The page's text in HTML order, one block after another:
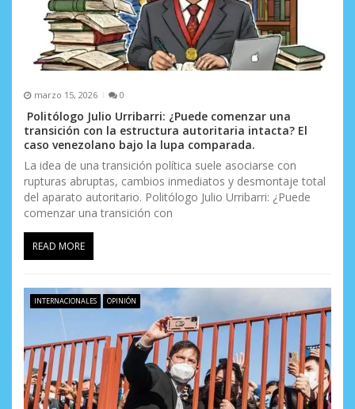
marzo 15, 2026 0
Politólogo Julio Urribarri: ¿Puede comenzar una
transición con la estructura autoritaria intacta? El
caso venezolano bajo la lupa comparada.
La idea de una transición política suele asociarse con
rupturas abruptas, cambios inmediatos y desmontaje total
del aparato autoritario. Politólogo Julio Urribarri: ¿Puede
comenzar una transición con
READ MORE
INTERNACIONALES OPINIÓN